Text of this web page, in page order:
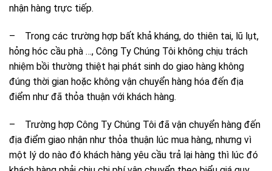
nhận hàng trực tiếp.
– Trong các trường hợp bất khả kháng, do thiên tai, lũ lụt,
hỏng hóc cầu phà …, Công Ty Chúng Tôi không chịu trách
nhiệm bồi thường thiệt hại phát sinh do giao hàng không
đúng thời gian hoặc không vận chuyển hàng hóa đến địa
điểm như đã thỏa thuận với khách hàng.
– Trường hợp Công Ty Chúng Tôi đã vận chuyển hàng đến
địa điểm giao nhận như thỏa thuận lúc mua hàng, nhưng vì
một lý do nào đó khách hàng yêu cầu trả lại hàng thì lúc đó